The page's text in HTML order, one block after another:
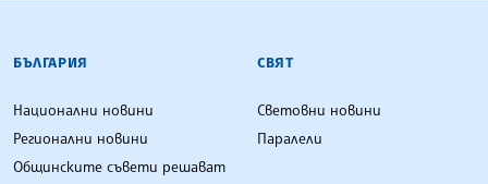
БЪЛГАРСКА ТЕЛЕГРАФНА АГЕНЦИЯ
БЪЛГАРИЯ
Национални новини
Регионални новини
Общинските съвети решават
СВЯТ
Световни новини
Паралели